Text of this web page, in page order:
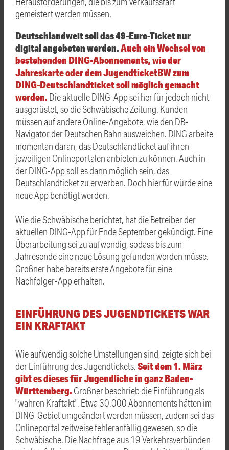
gemeistert werden müssen.
Deutschlandweit soll das 49-Euro-Ticket nur
digital angeboten werden.Auch ein Wechsel von
bestehenden DING-Abonnements, wie der
Jahreskarte oder demJugendticketBWzum
DING-Deutschlandticket soll möglich gemacht
werden. Die aktuelle DING-App sei her für jedoch nicht
ausgerüstet, so die Schwäbische Zeitung. Kunden
müssen auf andere Online-Angebote, wie den DB-
Navigator der Deutschen Bahn ausweichen. DING arbeite
momentan daran, das Deutschlandticket auf ihren
jeweiligen Onlineportalen anbieten zu können. Auch in
der DING-App soll es dann möglich sein, das
Deutschlandticket zu erwerben. Doch hierfür würde eine
neue App benötigt werden.
Wie die Schwäbische berichtet, hat die Betreiber der
aktuellen DING-App für Ende September gekündigt. Eine
Überarbeitung sei zu aufwendig, sodass bis zum
Jahresende eine neue Lösung gefunden werden müsse.
Großnerhabe bereits erste Angebote für eine
Nachfolger-App erhalten.
EINFÜHRUNG DES JUGENDTICKETS WAR
EIN KRAFTAKT
Wie aufwendig solche Umstellungen sind, zeigte sich bei
der Einführung des Jugendtickets.Seit dem 1. März
gibt es dieses für Jugendliche in ganz Baden-
Württemberg. Großnerbeschrieb die Einführung als
"wahren Kraftakt". Etwa 30.000 Abonnements hätten im
DING-Gebiet umgeändert werden müssen, zudem sei das
Onlineportal zeitweise fehleranfällig gewesen, so die
Schwäbische. Die Nachfrage aus 19 Verkehrsverbünden